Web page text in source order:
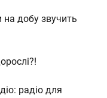
на добу звучить
радіо для